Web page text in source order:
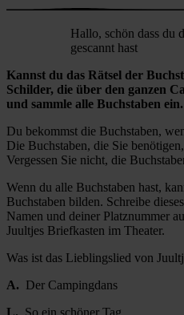
Hallo, schön dass du
gescannt hast
Kannst du das Rätsel der
Schilder, die über den ganzen
und sammle alle Buchstaben ein.
Du bekommst die Buchstaben,
Die Buchstaben, die Sie
Vergessen Sie nicht, die
Wenn du alle Buchstaben hast,
Buchstaben bilden. Schreibe
Namen und deiner Platznummer
Juultjes Briefkasten im Theater.
Was ist das Lieblingslied von
A. Der Campingdans